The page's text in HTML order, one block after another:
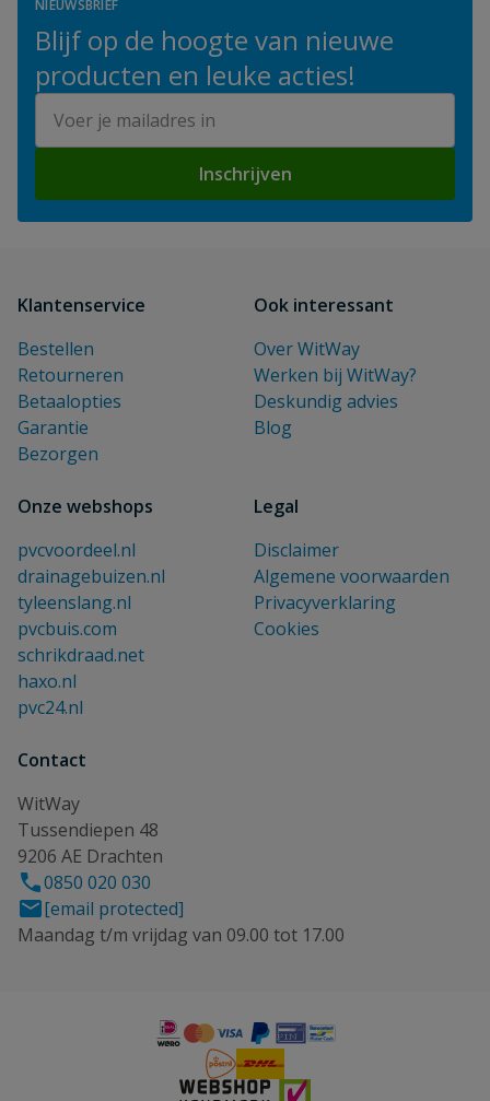
NIEUWSBRIEF
Blijf op de hoogte van nieuwe
producten en leuke acties!
Inschrijven
Klantenservice
Bestellen
Retourneren
Betaalopties
Garantie
Bezorgen
Ook interessant
Over WitWay
Werken bij WitWay?
Deskundig advies
Blog
Onze webshops
pvcvoordeel.nl
drainagebuizen.nl
tyleenslang.nl
pvcbuis.com
schrikdraad.net
haxo.nl
pvc24.nl
Legal
Disclaimer
Algemene voorwaarden
Privacyverklaring
Cookies
Contact
WitWay
Tussendiepen 48
9206 AE Drachten
0850 020 030
[email protected]
Maandag t/m vrijdag van 09.00 tot 17.00